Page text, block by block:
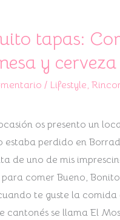
tapas:
y
/ Lifestyle,
os presento un
estaba perdido en
de uno de mis
comer Bueno,
te guste la
cantonés se llama El